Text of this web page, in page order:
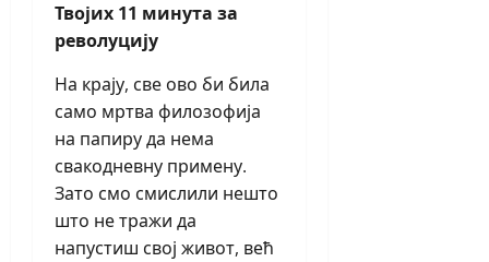
Твојих 11 минута за
револуцију
На крају, све ово би била
само мртва филозофија
на папиру да нема
свакодневну примену.
Зато смо смислили нешто
што не тражи да
напустиш свој живот, већ